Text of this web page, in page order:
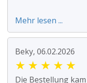
Mehr lesen ...
Beky, 06.02.2026
★ ★ ★ ★ ★
Die Bestellung